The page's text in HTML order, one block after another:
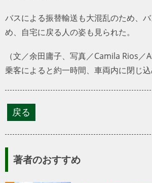
バスによる振替輸送も大混乱のため、
め、自宅に戻る人の姿も見られた。
（文／余田庸子、写真／Camila Rios／
乗客によると約一時間、車両内に閉じ
著者のおすすめ